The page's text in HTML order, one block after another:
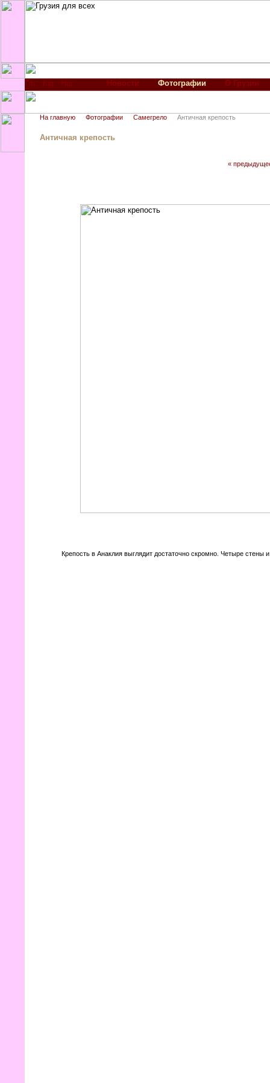
Новости Фотографии О Грузии
На главную Фотографии Самегрело Античная крепость
Античная крепость
«
Крепость в Анаклия выглядит достаточно скромно. Четыре